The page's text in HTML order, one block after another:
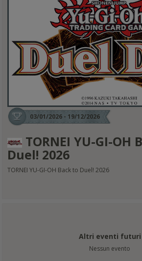
03/01/2026 - 19/12/2026
TORNEI YU-GI-OH
Duel! 2026
TORNEI YU-GI-OH Back to Duel! 2026
Altri eventi futuri
Nessun evento